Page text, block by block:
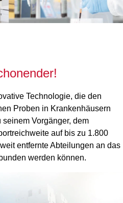
Technologie, die den
Proben in Krankenhäusern
Vorgänger, dem
auf bis zu 1.800
entfernte Abteilungen an das
werden können.